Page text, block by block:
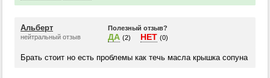
Альберт
нейтральный отзыв
Полезный отзыв?
ДА (2) НЕТ (0)
Брать стоит но есть проблемы как течь масла крышка сопуна